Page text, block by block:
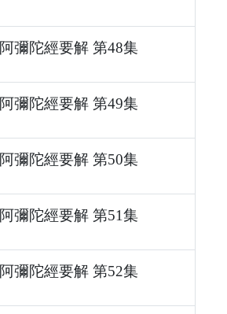
阿彌陀經要解 第48集
阿彌陀經要解 第49集
阿彌陀經要解 第50集
阿彌陀經要解 第51集
阿彌陀經要解 第52集